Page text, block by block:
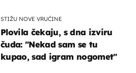
STIŽU NOVE VRUĆINE
Plovila čekaju, s dna izviru
čuda: "Nekad sam se tu
kupao, sad igram nogomet"